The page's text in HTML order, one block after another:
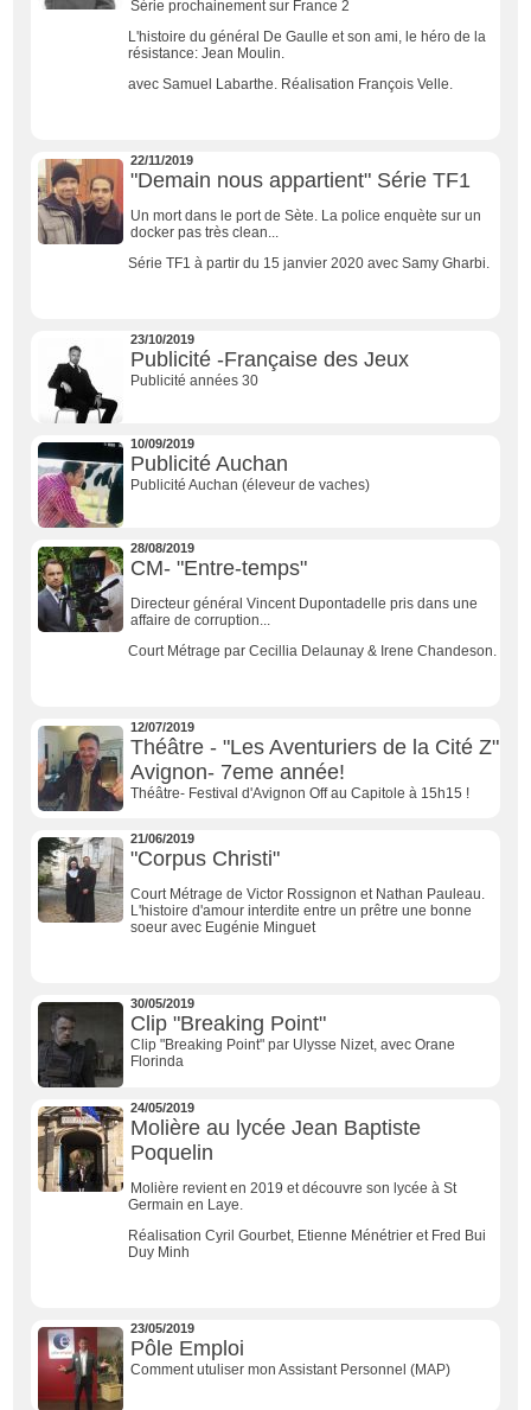
Série prochainement sur France 2
L'histoire du général De Gaulle et son ami, le héro de la
résistance: Jean Moulin.
avec Samuel Labarthe. Réalisation François Velle.
22/11/2019
"Demain nous appartient" Série TF1
Un mort dans le port de Sète. La police enquète sur un
docker pas très clean...
Série TF1 à partir du 15 janvier 2020 avec Samy Gharbi.
23/10/2019
Publicité -Française des Jeux
Publicité années 30
10/09/2019
Publicité Auchan
Publicité Auchan (éleveur de vaches)
28/08/2019
CM- "Entre-temps"
Directeur général Vincent Dupontadelle pris dans une
affaire de corruption...
Court Métrage parCecillia Delaunay & Irene Chandeson.
12/07/2019
Théâtre - "Les Aventuriers de la Cité Z"
Avignon- 7eme année!
Théâtre- Festival d'Avignon Off au Capitole à 15h15 !
21/06/2019
"Corpus Christi"
Court Métrage de Victor Rossignon et Nathan Pauleau.
L'histoire d'amour interdite entre un prêtre une bonne
soeur avec Eugénie Minguet
30/05/2019
Clip "Breaking Point"
Clip "Breaking Point" par Ulysse Nizet, avec Orane
Florinda
24/05/2019
Molière au lycée Jean Baptiste
Poquelin
Molière revient en 2019 et découvre son lycée à St
Germain en Laye.
Réalisation Cyril Gourbet, Etienne Ménétrier et Fred Bui
Duy Minh
23/05/2019
Pôle Emploi
Comment utuliser mon Assistant Personnel (MAP)